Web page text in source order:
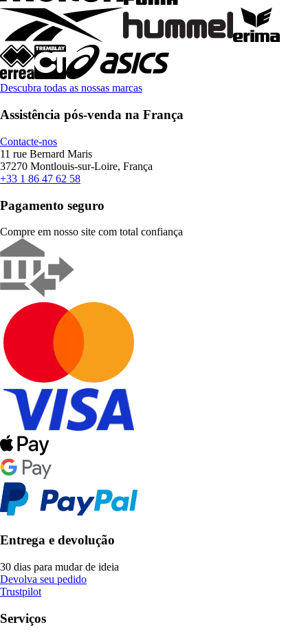
Descubra todas as nossas marcas
Assistência pós-venda na França
Contacte-nos
11 rue Bernard Maris
37270 Montlouis-sur-Loire, França
+33 1 86 47 62 58
Pagamento seguro
Compre em nosso site com total confiança
Entrega e devolução
30 dias para mudar de ideia
Devolva seu pedido
Trustpilot
Serviços